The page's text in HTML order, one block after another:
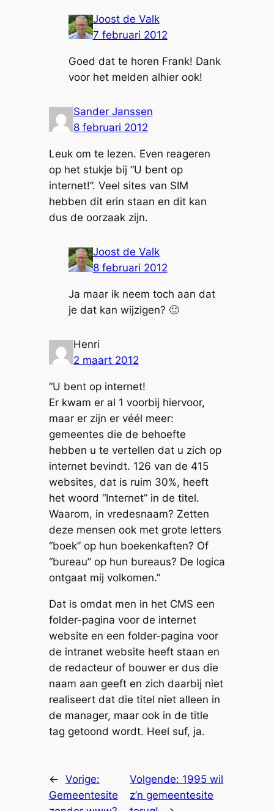
Joost de Valk
7 februari 2012
Goed dat te horen Frank! Dank
voor het melden alhier ook!
Sander Janssen
8 februari 2012
Leuk om te lezen. Even reageren
op het stukje bij “U bent op
internet!”. Veel sites van SIM
hebben dit erin staan en dit kan
dus de oorzaak zijn.
Joost de Valk
8 februari 2012
Ja maar ik neem toch aan dat
je dat kan wijzigen? 🙂
Henri
2 maart 2012
“U bent op internet!
Er kwam er al 1 voorbij hiervoor,
maar er zijn er véél meer:
gemeentes die de behoefte
hebben u te vertellen dat u zich op
internet bevindt. 126 van de 415
websites, dat is ruim 30%, heeft
het woord “Internet” in de titel.
Waarom, in vredesnaam? Zetten
deze mensen ook met grote letters
“boek” op hun boekenkaften? Of
“bureau” op hun bureaus? De logica
ontgaat mij volkomen.”
Dat is omdat men in het CMS een
folder-pagina voor de internet
website en een folder-pagina voor
de intranet website heeft staan en
de redacteur of bouwer er dus die
naam aan geeft en zich daarbij niet
realiseert dat die titel niet alleen in
de manager, maar ook in de title
tag getoond wordt. Heel suf, ja.
← Vorige:
Gemeentesite
Volgende: 1995 wil
z’n gemeentesite